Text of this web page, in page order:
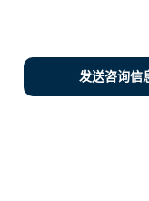
发送咨询信